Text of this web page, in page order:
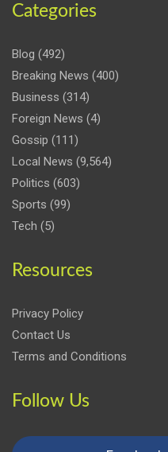
Categories
Blog (492)
Breaking News (400)
Business (314)
Foreign News (4)
Gossip (111)
Local News (9,564)
Politics (603)
Sports (99)
Tech (5)
Resources
Privacy Policy
Contact Us
Terms and Conditions
Follow Us